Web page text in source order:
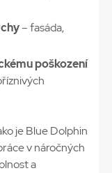
– fasáda,
poškození
je Blue Dolphin
v náročných
a